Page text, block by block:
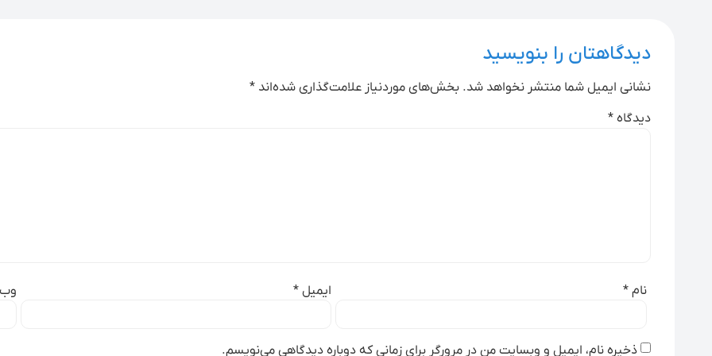
دیدگاهتان را بنویسید
نشانی ایمیل شما منتشر نخواهد شد. بخش‌های موردنیاز علامت‌گذاری شده‌اند *
دیدگاه *
نام * ایمیل *
ذخیره نام، ایمیل و وبسایت من در مرورگر برای زمانی که دوباره دیدگاهی می‌نویسم.